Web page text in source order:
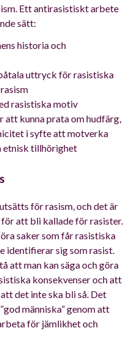
Ett antirasistiskt arbete
sätt:
historia och
uttryck för rasistiska
rasistiska motiv
kunna prata om hudfärg,
i syfte att motverka
etnisk tillhörighet
för rasism, och det är
att bli kallade för rasister.
saker som får rasistiska
identifierar sig som rasist.
att man kan säga och göra
konsekvenser och att
det inte ska bli så. Det
människa” genom att
för jämlikhet och